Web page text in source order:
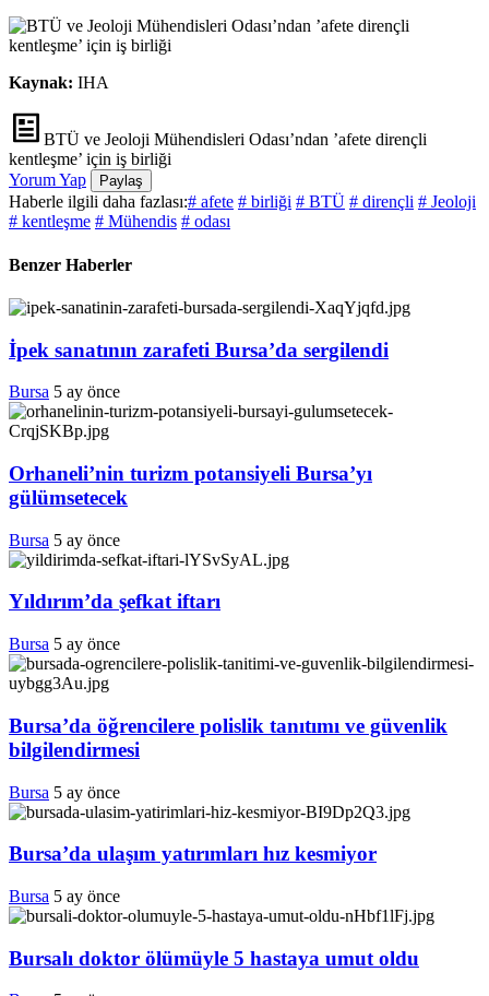
Kaynak: IHA
BTÜ ve Jeoloji Mühendisleri Odası’ndan ’afete dirençli
kentleşme’ için iş birliği
Yorum Yap
Paylaş
Haberle ilgili daha fazlası:# afete # birliği # BTÜ # dirençli # Jeoloji
# kentleşme # Mühendis # odası
Benzer Haberler
İpek sanatının zarafeti Bursa’da sergilendi
Bursa 5 ay önce
Orhaneli’nin turizm potansiyeli Bursa’yı
gülümsetecek
Bursa 5 ay önce
Yıldırım’da şefkat iftarı
Bursa 5 ay önce
Bursa’da öğrencilere polislik tanıtımı ve güvenlik
bilgilendirmesi
Bursa 5 ay önce
Bursa’da ulaşım yatırımları hız kesmiyor
Bursa 5 ay önce
Bursalı doktor ölümüyle 5 hastaya umut oldu